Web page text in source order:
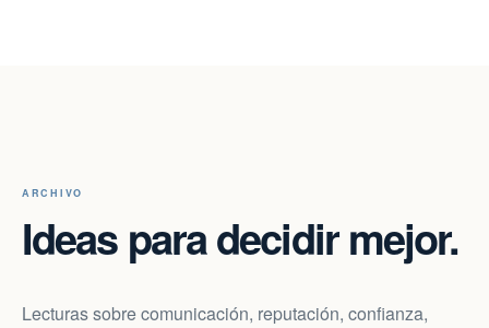
ARCHIVO
Ideas para decidir mejor.
Lecturas sobre comunicación, reputación, confianza,